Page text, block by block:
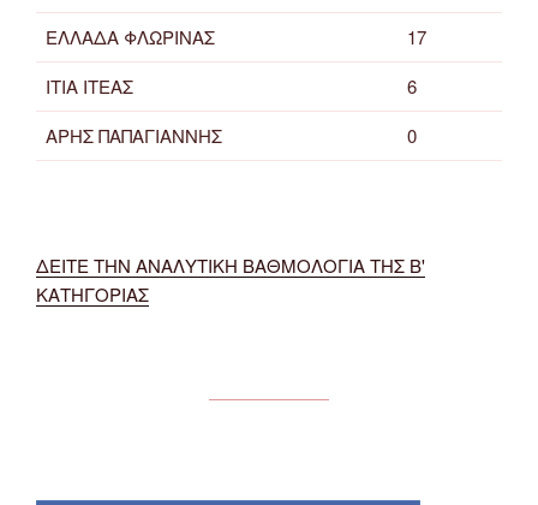
ΕΛΛΑΔΑ ΦΛΩΡΙΝΑΣ
17
ΙΤΙΑ ΙΤΕΑΣ
6
ΑΡΗΣ ΠΑΠΑΓΙΑΝΝΗΣ
0
ΔΕΙΤΕ ΤΗΝ ΑΝΑΛΥΤΙΚΗ ΒΑΘΜΟΛΟΓΙΑ ΤΗΣ Β'
ΚΑΤΗΓΟΡΙΑΣ